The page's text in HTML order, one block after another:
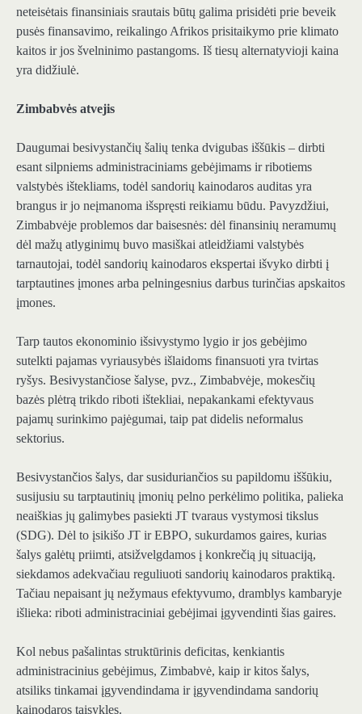
neteisėtais finansiniais srautais būtų galima prisidėti prie beveik
pusės finansavimo, reikalingo Afrikos prisitaikymo prie klimato
kaitos ir jos švelninimo pastangoms. Iš tiesų alternatyvioji kaina
yra didžiulė.
Zimbabvės atvejis
Daugumai besivystančių šalių tenka dvigubas iššūkis – dirbti
esant silpniems administraciniams gebėjimams ir ribotiems
valstybės ištekliams, todėl sandorių kainodaros auditas yra
brangus ir jo neįmanoma išspręsti reikiamu būdu. Pavyzdžiui,
Zimbabvėje problemos dar baisesnės: dėl finansinių neramumų
dėl mažų atlyginimų buvo masiškai atleidžiami valstybės
tarnautojai, todėl sandorių kainodaros ekspertai išvyko dirbti į
tarptautines įmones arba pelningesnius darbus turinčias apskaitos
įmones.
Tarp tautos ekonominio išsivystymo lygio ir jos gebėjimo
sutelkti pajamas vyriausybės išlaidoms finansuoti yra tvirtas
ryšys. Besivystančiose šalyse, pvz., Zimbabvėje, mokesčių
bazės plėtrą trikdo riboti ištekliai, nepakankami efektyvaus
pajamų surinkimo pajėgumai, taip pat didelis neformalus
sektorius.
Besivystančios šalys, dar susiduriančios su papildomu iššūkiu,
susijusiu su tarptautinių įmonių pelno perkėlimo politika, palieka
neaiškias jų galimybes pasiekti JT tvaraus vystymosi tikslus
(SDG). Dėl to įsikišo JT ir EBPO, sukurdamos gaires, kurias
šalys galėtų priimti, atsižvelgdamos į konkrečią jų situaciją,
siekdamos adekvačiau reguliuoti sandorių kainodaros praktiką.
Tačiau nepaisant jų nežymaus efektyvumo, dramblys kambaryje
išlieka: riboti administraciniai gebėjimai įgyvendinti šias gaires.
Kol nebus pašalintas struktūrinis deficitas, kenkiantis
administracinius gebėjimus, Zimbabvė, kaip ir kitos šalys,
atsiliks tinkamai įgyvendindama ir įgyvendindama sandorių
kainodaros taisykles.